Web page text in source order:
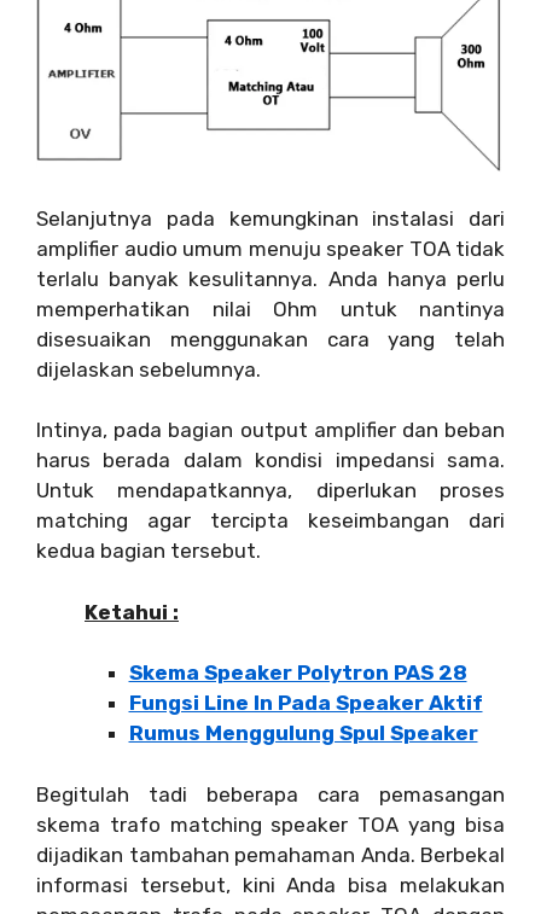
Selanjutnya pada kemungkinan instalasi dari
amplifier audio umum menuju speaker TOA tidak
terlalu banyak kesulitannya. Anda hanya perlu
memperhatikan nilai Ohm untuk nantinya
disesuaikan menggunakan cara yang telah
dijelaskan sebelumnya.
Intinya, pada bagian output amplifier dan beban
harus berada dalam kondisi impedansi sama.
Untuk mendapatkannya, diperlukan proses
matching agar tercipta keseimbangan dari
kedua bagian tersebut.
Ketahui :
Skema Speaker Polytron PAS 28
Fungsi Line In Pada Speaker Aktif
Rumus Menggulung Spul Speaker
Begitulah tadi beberapa cara pemasangan
skema trafo matching speaker TOA yang bisa
dijadikan tambahan pemahaman Anda. Berbekal
informasi tersebut, kini Anda bisa melakukan